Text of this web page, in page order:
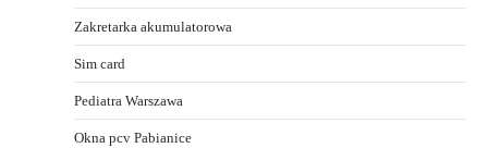
Zakretarka akumulatorowa
Sim card
Pediatra Warszawa
Okna pcv Pabianice